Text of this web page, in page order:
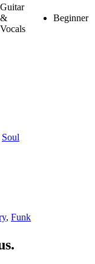
Guitar
&
Vocals
Beginner
Soul
, Funk